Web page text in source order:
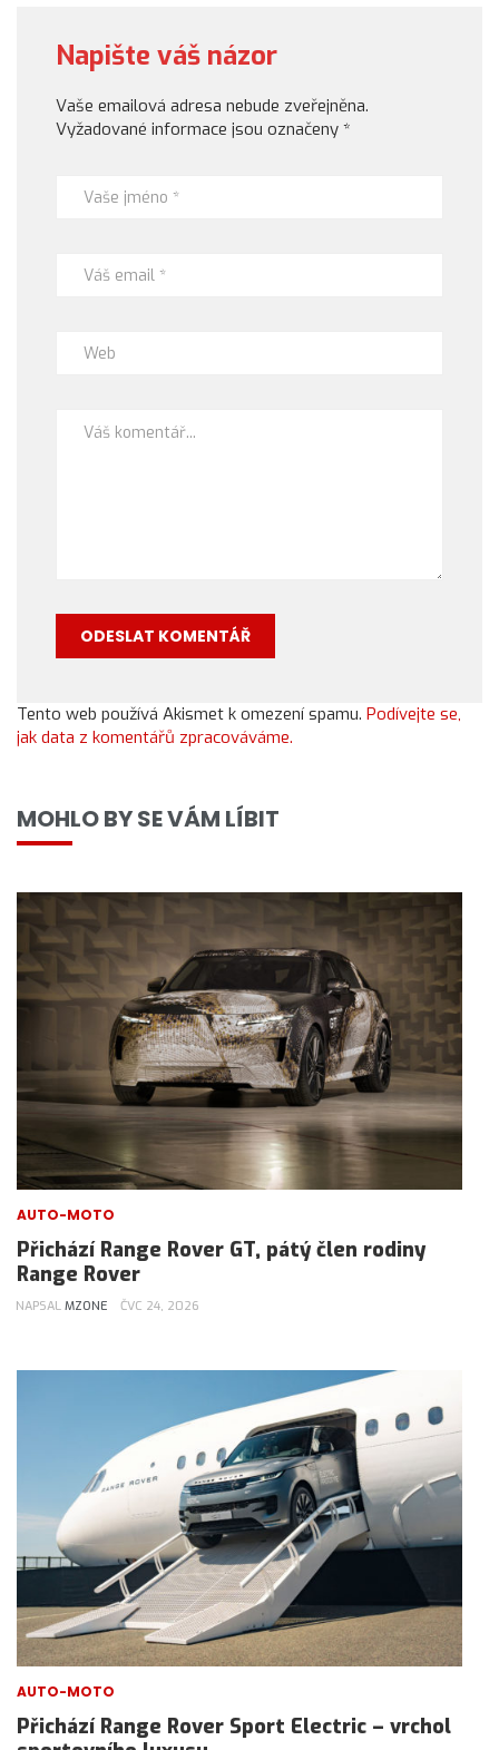
Napište váš názor
Vaše emailová adresa nebude zveřejněna.
Vyžadované informace jsou označeny *
Tento web používá Akismet k omezení spamu. Podívejte se,
jak data z komentářů zpracováváme.
MOHLO BY SE VÁM LÍBIT
AUTO-MOTO
Přichází Range Rover GT, pátý člen rodiny
Range Rover
NAPSAL MZONE ČVC 24, 2026
AUTO-MOTO
Přichází Range Rover Sport Electric – vrchol